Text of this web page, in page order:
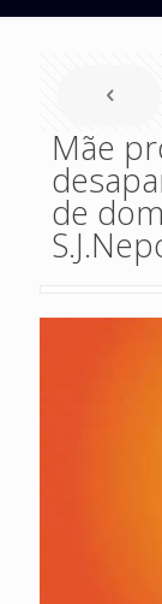
Mãe
de